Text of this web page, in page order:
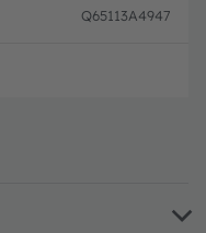
Q65113A4947